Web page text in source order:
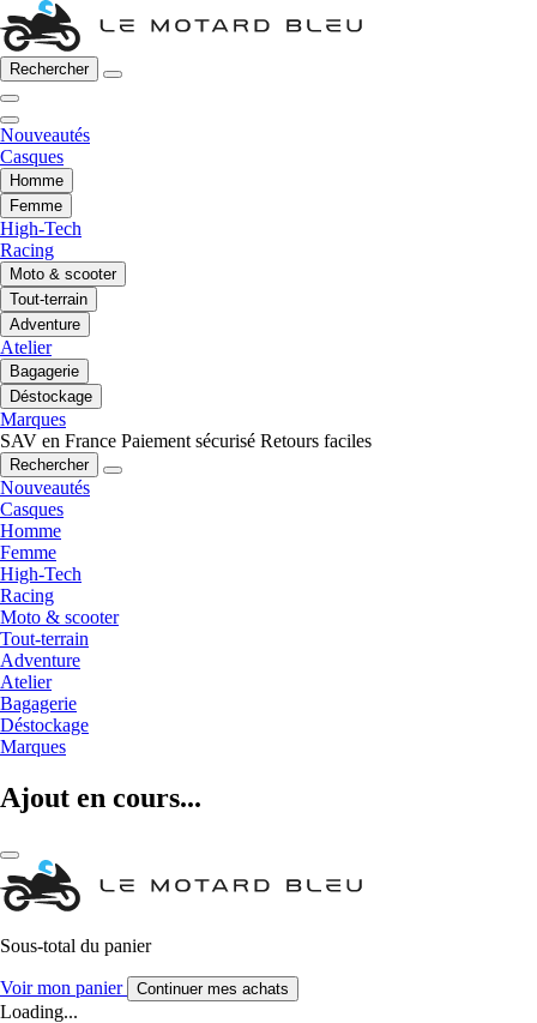
Rechercher
Nouveautés
Casques
Homme
Femme
High-Tech
Racing
Moto & scooter
Tout-terrain
Adventure
Atelier
Bagagerie
Déstockage
Marques
SAV en France Paiement sécurisé Retours faciles
Rechercher
Nouveautés
Casques
Homme
Femme
High-Tech
Racing
Moto & scooter
Tout-terrain
Adventure
Atelier
Bagagerie
Déstockage
Marques
Ajout en cours...
Sous-total du panier
Voir mon panier Continuer mes achats
Loading...